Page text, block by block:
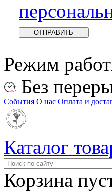
Режим
Без
События О нас Оплата и
Каталог
Корзина